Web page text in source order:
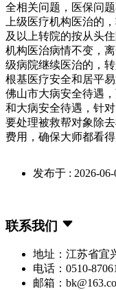
全相关问题，医保问
上级医疗机构医治的
及以上转院的按从头
机构医治病情不变，
级病院继续医治的，
根基医疗安全和居平
佛山市大病安全待遇
和大病安全待遇，针
要处理被救帮对象除
费用，确保大师都看得
发布于 : 2026-06-
联系我们
地址：江苏省宜
电话：0510-
邮箱：